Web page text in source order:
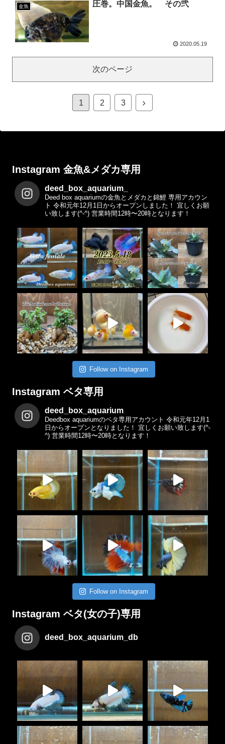
金魚 圧巻。中国金魚。 その弐
2020.05.19
次のページ
1 2 3
Instagram 金魚&メダカ専用
deed_box_aquarium_
Deed box aquariumの金魚とメダカと錦鯉 専用アカウン
ト 令和元年12月1日からオープンしました！ 宜しくお願
い致します(^-^) 営業時間12時〜20時となります！
Follow on Instagram
Instagram ベタ専用
deed_box_aquarium
Deedbox aquariumのベタ専用アカウント 令和元年12月1
日からオープンとなりました！ 宜しくお願い致します(^-
^) 営業時間12時〜20時となります！
Follow on Instagram
Instagram ベタ(女の子)専用
deed_box_aquarium_db